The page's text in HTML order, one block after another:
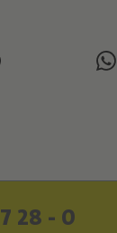
28 - 0